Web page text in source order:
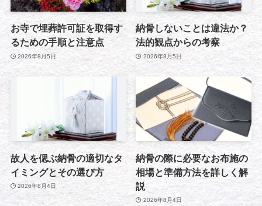
お寺で埋葬許可証を取得す
るための手順と注意点
2026年8月5日
納骨しないことは違法か？
法的観点からの考察
2026年8月5日
故人を偲ぶ納骨の適切なタ
イミングとその選び方
2026年8月4日
納骨の際に必要なお布施の
相場と準備方法を詳しく解
説
2026年8月4日